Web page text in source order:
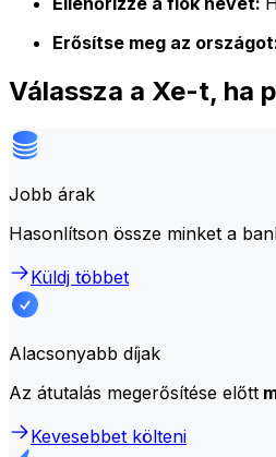
Erősítse meg az
Válassza a Xe-t, ha
Jobb árak
Hasonlítson össze minket a
Küldj többet
Alacsonyabb díjak
Az átutalás megerősítése előtt
Kevesebbet költeni